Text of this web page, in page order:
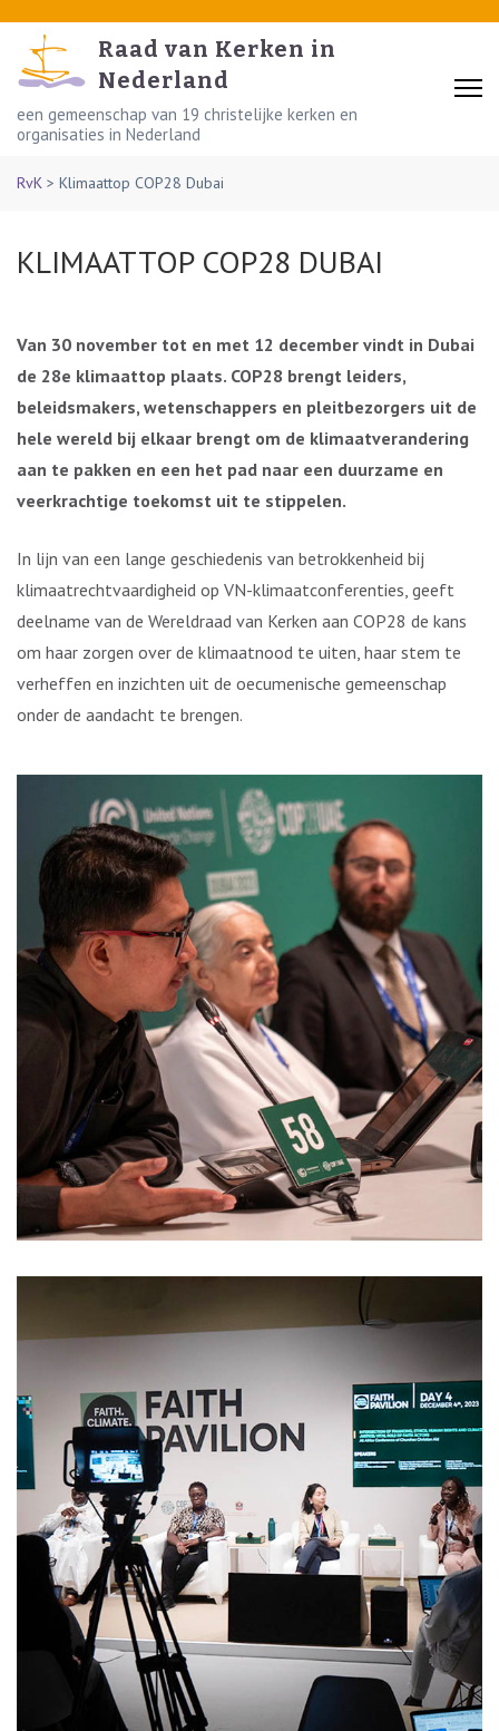
content
(Press
Enter)
Raad van Kerken in
Nederland
een gemeenschap van 19 christelijke kerken en
organisaties in Nederland
RvK > Klimaattop COP28 Dubai
KLIMAATTOP COP28 DUBAI
Van 30 november tot en met 12 december vindt in Dubai
de 28e klimaattop plaats. COP28 brengt leiders,
beleidsmakers, wetenschappers en pleitbezorgers uit de
hele wereld bij elkaar brengt om de klimaatverandering
aan te pakken en een het pad naar een duurzame en
veerkrachtige toekomst uit te stippelen.
In lijn van een lange geschiedenis van betrokkenheid bij
klimaatrechtvaardigheid op VN-klimaatconferenties, geeft
deelname van de Wereldraad van Kerken aan COP28 de kans
om haar zorgen over de klimaatnood te uiten, haar stem te
verheffen en inzichten uit de oecumenische gemeenschap
onder de aandacht te brengen.